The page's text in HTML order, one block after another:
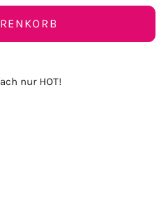
nur HOT!